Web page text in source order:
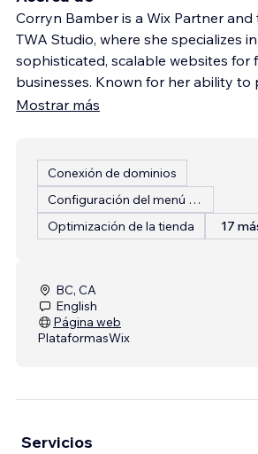
Corryn Bamber is a Wix Partner
TWA Studio, where she specializes
sophisticated, scalable websites for
businesses. Known for her ability to
Mostrar más
Conexión de dominios
Configuración del menú del restaurante
Optimización de la tienda
17
BC, CA
English
Página web
PlataformasWix
Servicios